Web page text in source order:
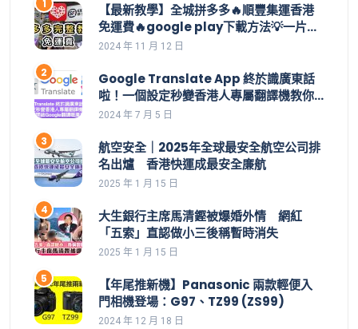
【最新教學】全城拼多多🔥順豐集運香港
免運費🔥google play下載方法💡一片學
識拼多多整個操作👊集運價目表｜拼多多
香港下載｜香港付款｜購物車｜應用寶
2024 年 11 月 12 日
Google Translate App 終於識廣東話
啦！一個設定秒變香港人專屬翻譯機教你
一招開啟Google翻譯嘅廣東話功能 | 安裝
2024 年 7 月 5 日
航空安全｜2025年全球最安全航空公司排
名出爐 香港快運成最安全廉航
2025 年 1 月 15 日
大生銀行主席馬清鏗被爆婚外情 網紅
「五索」直認做小三後稱暫時消失
2025 年 1 月 15 日
【年尾推新機】Panasonic 兩款輕便入
門相機登場：G97、TZ99 (ZS99)
2024 年 12 月 18 日